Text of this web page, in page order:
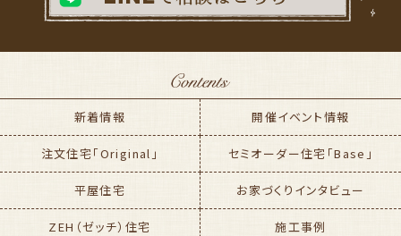
新着情報 開催イベント情報
注文住宅「Original」 セミオーダー住宅「Base」
平屋住宅 お家づくりインタビュー
ZEH（ゼッチ）住宅 施工事例